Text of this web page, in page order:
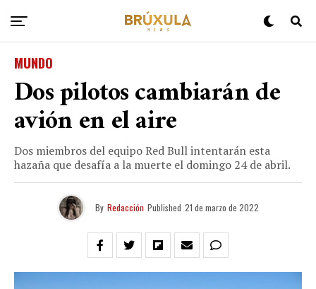
MUNDO
Dos pilotos cambiarán de
avión en el aire
Dos miembros del equipo Red Bull intentarán esta
hazaña que desafía a la muerte el domingo 24 de abril.
By Redacción Published 21 de marzo de 2022